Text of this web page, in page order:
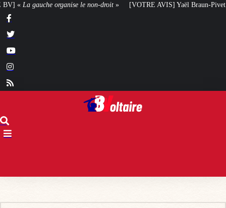
» [VOTRE AVIS] Yaël Braun-Pivet doit-elle renoncer à son projet